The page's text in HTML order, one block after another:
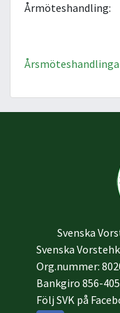
Årmöteshandling:
Svenska
Svenska
Org.nummer:
Bankgiro 856-
Följ SVK på